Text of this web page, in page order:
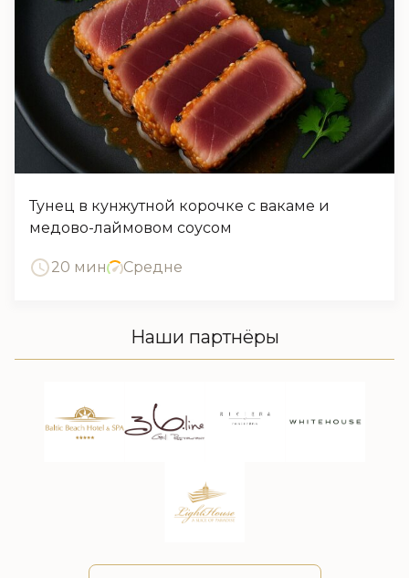
Тунец в кунжутной корочке с вакаме и
медово-лаймовом соусом
20 мин Средне
Наши партнёры